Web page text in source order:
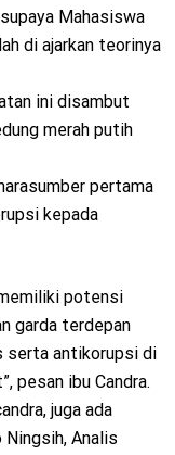
Mahasiswa
di ajarkan teorinya
ini disambut
merah putih
pertama
kepada
potensi
garda terdepan
serta antikorupsi di
pesan ibu Candra.
juga ada
Ningsih, Analis